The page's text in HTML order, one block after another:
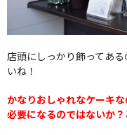
店頭にしっかり飾ってあ
いね！
かなりおしゃれなケーキ
必要になるのではないか